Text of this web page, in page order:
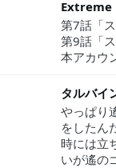
Extreme
第7話「
第9話「
本アカウ
タルバイ
やっぱり
をしたん
時には立
いが遙の